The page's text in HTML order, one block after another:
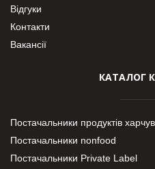
Відгуки
Контакти
Вакансії
КАТАЛОГ
Постачальники продуктів
Постачальники nonfood
Постачальники Private Label